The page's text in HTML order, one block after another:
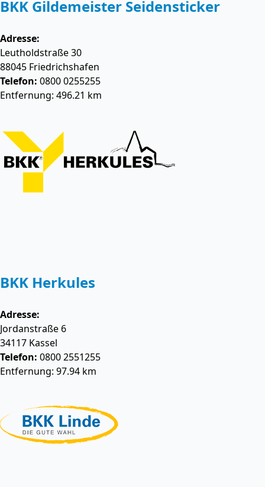
BKK Gildemeister Seidensticker
Adresse:
Leutholdstraße 30
88045 Friedrichshafen
Telefon: 0800 0255255
Entfernung: 496.21 km
BKK Herkules
Adresse:
Jordanstraße 6
34117 Kassel
Telefon: 0800 2551255
Entfernung: 97.94 km